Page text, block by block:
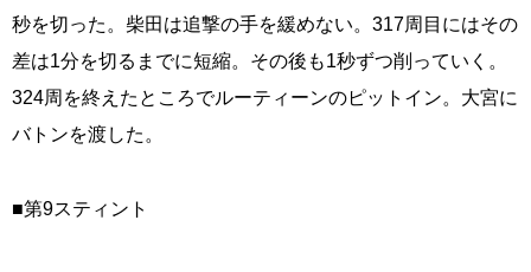
秒を切った。柴田は追撃の手を緩めない。317周目にはその
差は1分を切るまでに短縮。その後も1秒ずつ削っていく。
324周を終えたところでルーティーンのピットイン。大宮に
バトンを渡した。
■第9スティント